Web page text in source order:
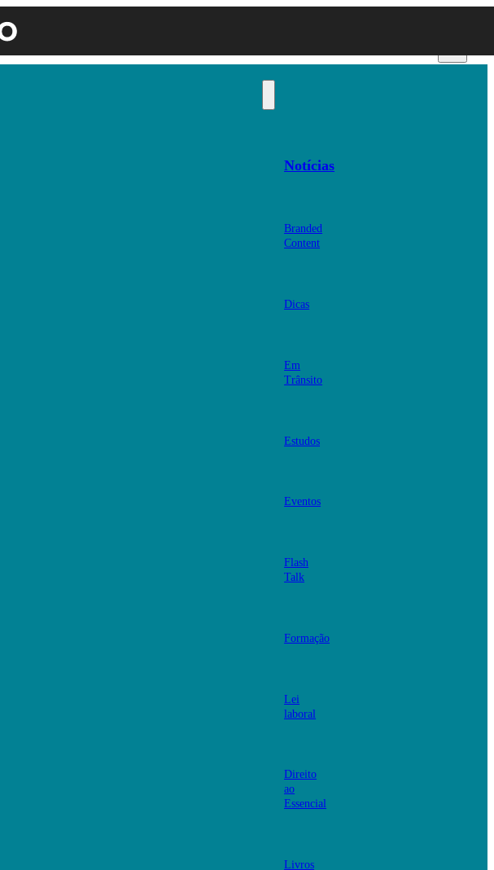
Notícias
Branded
Content
Dicas
Em
Trânsito
Estudos
Eventos
Flash
Talk
Formação
Lei
laboral
Direito
ao
Essencial
Livros